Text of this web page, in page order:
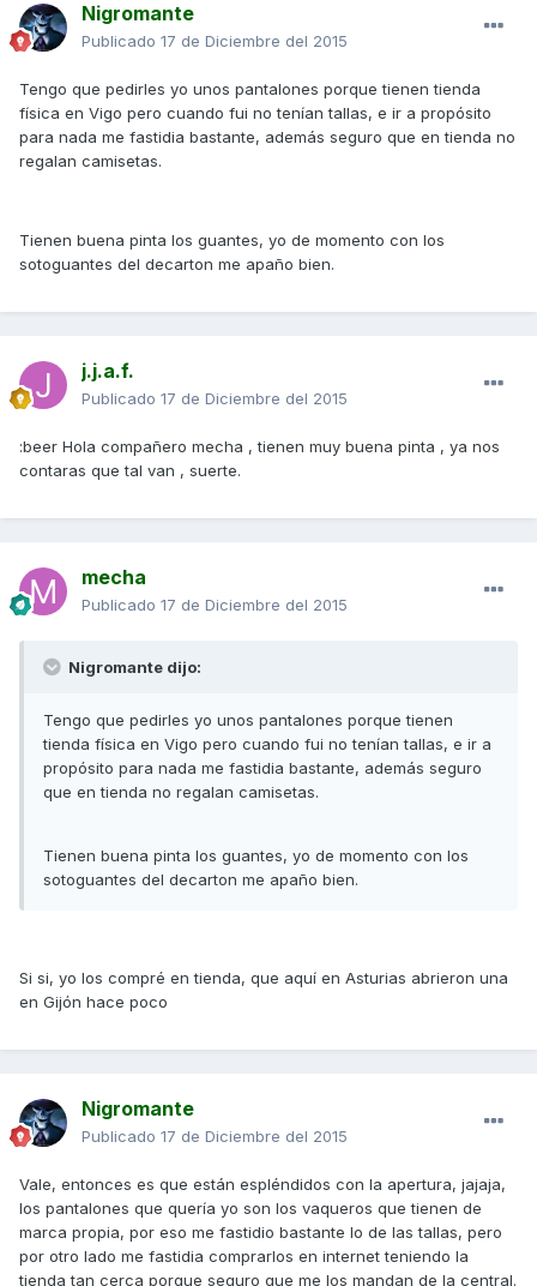
Nigromante
Publicado 17 de Diciembre del 2015
Tengo que pedirles yo unos pantalones porque tienen tienda
física en Vigo pero cuando fui no tenían tallas, e ir a propósito
para nada me fastidia bastante, además seguro que en tienda no
regalan camisetas.
Tienen buena pinta los guantes, yo de momento con los
sotoguantes del decarton me apaño bien.
j.j.a.f.
Publicado 17 de Diciembre del 2015
:beer Hola compañero mecha , tienen muy buena pinta , ya nos
contaras que tal van , suerte.
mecha
Publicado 17 de Diciembre del 2015
Nigromante dijo:
Tengo que pedirles yo unos pantalones porque tienen
tienda física en Vigo pero cuando fui no tenían tallas, e ir a
propósito para nada me fastidia bastante, además seguro
que en tienda no regalan camisetas.
Tienen buena pinta los guantes, yo de momento con los
sotoguantes del decarton me apaño bien.
Si si, yo los compré en tienda, que aquí en Asturias abrieron una
en Gijón hace poco
Nigromante
Publicado 17 de Diciembre del 2015
Vale, entonces es que están espléndidos con la apertura, jajaja,
los pantalones que quería yo son los vaqueros que tienen de
marca propia, por eso me fastidio bastante lo de las tallas, pero
por otro lado me fastidia comprarlos en internet teniendo la
tienda tan cerca porque seguro que me los mandan de la central.